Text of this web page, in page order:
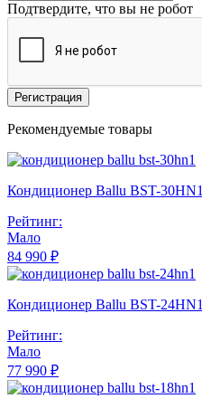
Подтвердите, что вы не робот
Регистрация
Рекомендуемые товары
Кондиционер Ballu BST-30HN1
Рейтинг:
Мало
84 990 ₽
Кондиционер Ballu BST-24HN1
Рейтинг:
Мало
77 990 ₽